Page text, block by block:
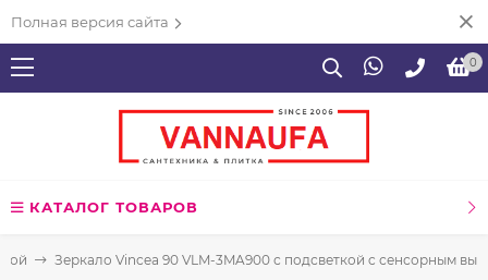
Полная версия сайта
0
КАТАЛОГ ТОВАРОВ
Зеркало Vincea 90 VLM-3MA900 с подсветкой c сенсорным